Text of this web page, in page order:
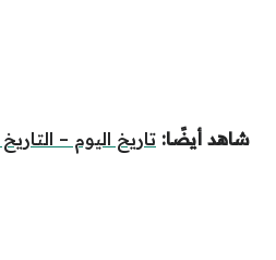
شاهد أيضًا: تاريخ اليوم –